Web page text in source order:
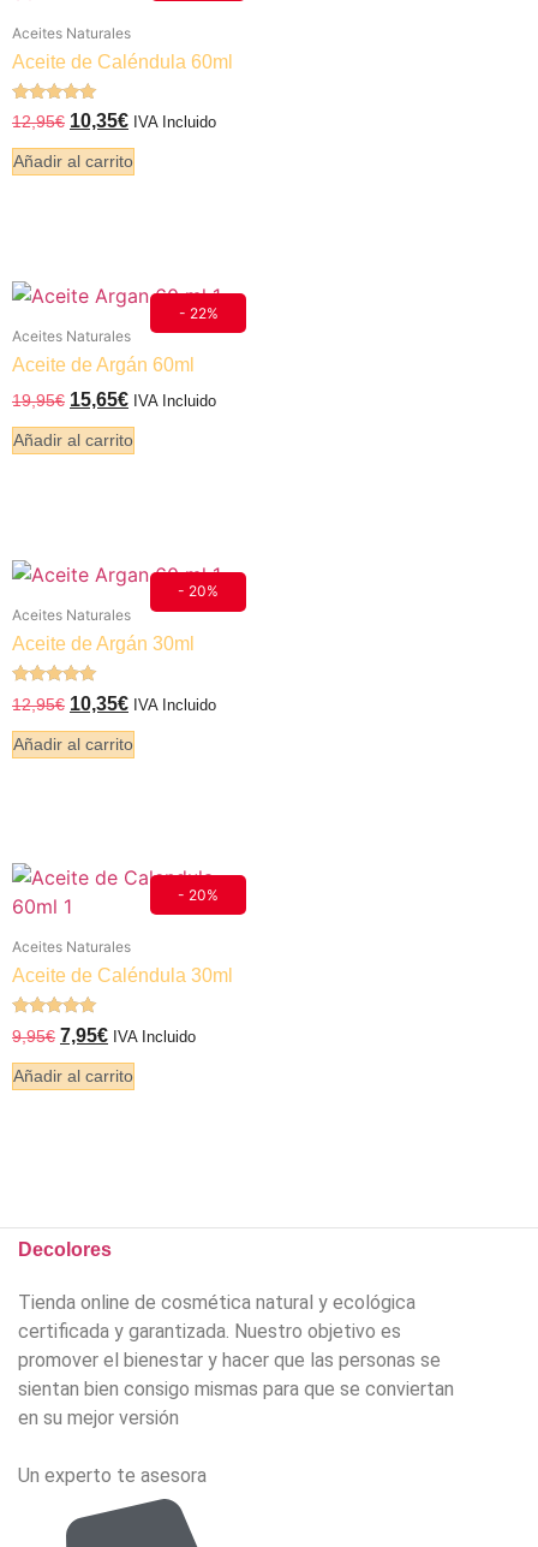
Aceites Naturales
Aceite de Caléndula 60ml
Valorado
5.00
de 5
12,95€ 10,35€ IVA Incluido
Añadir al carrito
- 22%
Aceites Naturales
Aceite de Argán 60ml
19,95€ 15,65€ IVA Incluido
Añadir al carrito
- 20%
Aceites Naturales
Aceite de Argán 30ml
Valorado
5.00
de 5
12,95€ 10,35€ IVA Incluido
Añadir al carrito
- 20%
Aceites Naturales
Aceite de Caléndula 30ml
Valorado
5.00
de 5
9,95€ 7,95€ IVA Incluido
Añadir al carrito
Decolores
Tienda online de cosmética natural y ecológica
certificada y garantizada. Nuestro objetivo es
promover el bienestar y hacer que las personas se
sientan bien consigo mismas para que se conviertan
en su mejor versión
Un experto te asesora